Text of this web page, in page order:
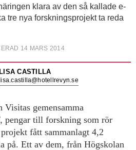
klara av den så kallade e-
tre nya forskningsprojekt ta reda
14 MARS 2014
LISA CASTILLA
lisa.castilla@hotellrevyn.se
Visitas gemensamma
pengar till forskning som rör
fått sammanlagt 4,2
på. Ett av dem, från Högskolan